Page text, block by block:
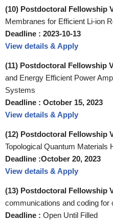
(10) Postdoctoral Fellowship
Membranes for Efficient Li-ion
Deadline : 2023-10-13
View details & Apply
(11) Postdoctoral Fellowship
and Energy Efficient Power
Systems
Deadline : October 15, 2023
View details & Apply
(12) Postdoctoral Fellowship
Topological Quantum Materials
Deadline :October 20, 2023
View details & Apply
(13) Postdoctoral Fellowship
communications and coding for
Deadline : Open Until Filled